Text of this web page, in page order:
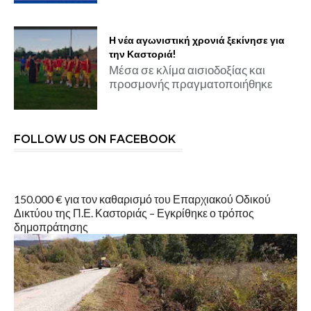
Η νέα αγωνιστική χρονιά ξεκίνησε για
την Καστοριά!
Μέσα σε κλίμα αισιοδοξίας και
προσμονής πραγματοποιήθηκε
FOLLOW US ON FACEBOOK
150.000 € για τον καθαρισμό του Επαρχιακού Οδικού
Δικτύου της Π.Ε. Καστοριάς – Εγκρίθηκε ο τρόπος
δημοπράτησης